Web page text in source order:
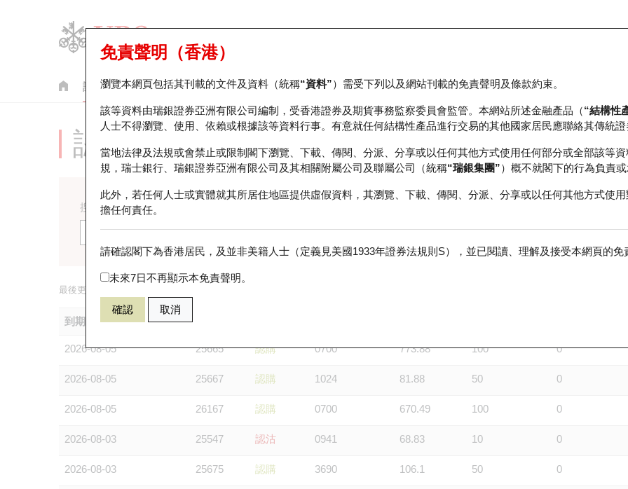
認股證 牛熊證 美股指數產品 輪證市場統計 正股資料及市場統計 瑞銀輪證教室
免責聲明（香港）
瀏覽本網頁包括其刊載的文件及資料（統稱“資料”）需受下列以及網站刊載的免責聲明及條款約束。
該等資料由瑞銀證券亞洲有限公司編制，受香港證券及期貨事務監察委員會監管。本網站所述金融產品（“結構性
人士不得瀏覽、使用、依賴或根據該等資料行事。有意就任何結構性產品進行交易的其他國家居民應聯絡其傳統證
當地法律及法規或會禁止或限制閣下瀏覽、下載、傳閱、分派、分享或以任何其他方式使用任何部分或全部該等
規，瑞士銀行、瑞銀證券亞洲有限公司及其相關附屬公司及聯屬公司（統稱“瑞銀集團”）概不就閣下的行為負責或
此外，若任何人士或實體就其所居住地區提供虛假資料，其瀏覽、下載、傳閱、分派、分享或以任何其他方式使
擔任何責任。
請確認閣下為香港居民，及並非美籍人士（定義見美國1933年證券法規則S），並已閱讀、理解及接受本網頁的免
未來7日不再顯示本免責聲明。
確認 取消
認股證到期結算價查詢
搜尋編號
所有
最後更新時間:
到期日 (年-月-日)
2026-08-05 25665 認購 0700 773.88 100 0
2026-08-05 25667 認購 1024 81.88 50 0
2026-08-05 26167 認購 0700 670.49 100 0
2026-08-03 25547 認沽 0941 68.83 10 0
2026-08-03 25675 認購 3690 106.1 50 0